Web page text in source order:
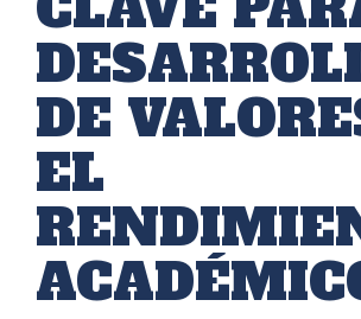
DE
EL